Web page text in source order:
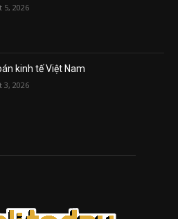
5, 2026
kinh tế Việt Nam
3, 2026